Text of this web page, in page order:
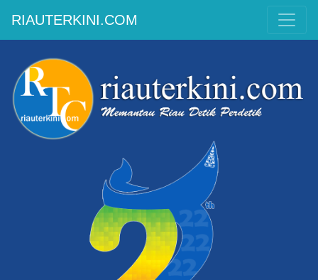
RIAUTERKINI.COM